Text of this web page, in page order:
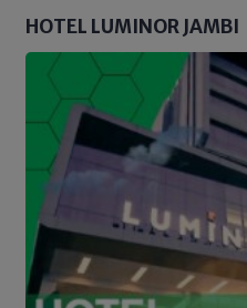
HOTEL LUMINOR JAMBI